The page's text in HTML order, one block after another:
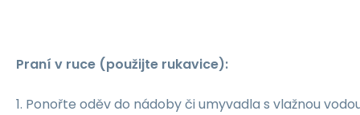
Praní v ruce (použijte rukavice):
1. Ponořte oděv do nádoby či umyvadla s vlažnou